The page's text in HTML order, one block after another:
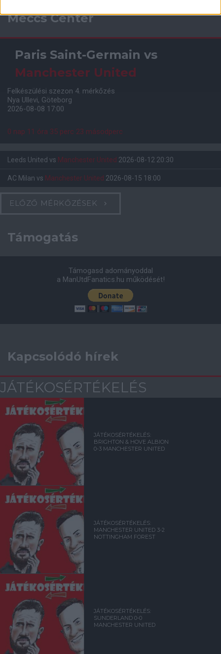
Meccs Center
Paris Saint-Germain vs
Manchester United
Felkészülési szezon 4. mérkőzés
Nya Ullevi, Göteborg
2026-08-08 17:00
0 nap 11 óra 35 perc 22 másodperc
Leeds United vs Manchester United 2026-08-12 20:30
AC Milan vs Manchester United 2026-08-15 18:00
ELŐZŐ MÉRKŐZÉSEK
Támogatás
Támogasd adományoddal
a ManUtdFanatics.hu működését!
Kapcsolódó hírek
JÁTÉKOSÉRTÉKELÉS
JÁTÉKOSÉRTÉKELÉS:
BRIGHTON & HOVE ALBION
0-3 MANCHESTER UNITED
JÁTÉKOSÉRTÉKELÉS:
MANCHESTER UNITED 3-2
NOTTINGHAM FOREST
JÁTÉKOSÉRTÉKELÉS:
SUNDERLAND 0-0
MANCHESTER UNITED